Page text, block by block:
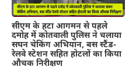
सीएम के हटा आगमन से पहले
दमोह में कोतवाली पुलिस ने चलाया
सघन चेकिंग अभियान, बस स्टैंड-
रेलवे स्टेशन सहित होटलों का किया
औचक निरीक्षण